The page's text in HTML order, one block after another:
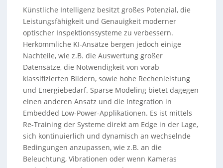
Künstliche Intelligenz besitzt großes Potenzial, die
Leistungsfähigkeit und Genauigkeit moderner
optischer Inspektionssysteme zu verbessern.
Herkömmliche KI-Ansätze bergen jedoch einige
Nachteile, wie z.B. die Auswertung großer
Datensätze, die Notwendigkeit von vorab
klassifizierten Bildern, sowie hohe Rechenleistung
und Energiebedarf. Sparse Modeling bietet dagegen
einen anderen Ansatz und die Integration in
Embedded Low-Power-Applikationen. Es ist mittels
Re-Training der Systeme direkt am Edge in der Lage,
sich kontinuierlich und dynamisch an wechselnde
Bedingungen anzupassen, wie z.B. an die
Beleuchtung, Vibrationen oder wenn Kameras